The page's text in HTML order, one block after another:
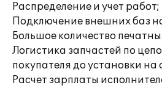
Распределение и учет работ;
Подключение внешних баз
Большое количество
Логистика запчастей по
покупателя до установки на
Расчет зарплаты